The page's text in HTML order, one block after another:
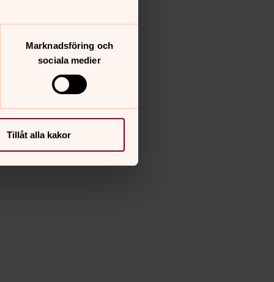
Marknadsföring och
sociala medier
Tillåt alla kakor